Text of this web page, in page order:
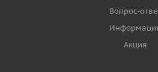
Вопрос-
Акция